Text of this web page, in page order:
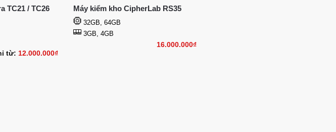
TC21 / TC26
từ: 12.000.000₫
Máy kiểm kho CipherLab RS35
32GB, 64GB
3GB, 4GB
16.000.000₫